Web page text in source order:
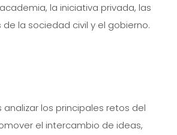
la iniciativa privada, las
la sociedad civil y el gobierno.
analizar los principales retos del
el intercambio de ideas,